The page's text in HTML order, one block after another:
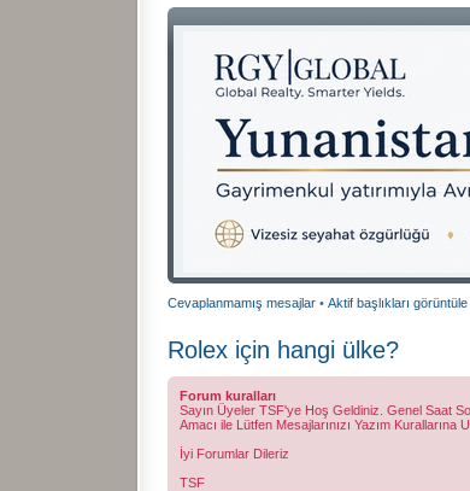
Cevaplanmamış mesajlar • Aktif başlıkları görüntüle
Rolex için hangi ülke?
Forum kuralları
Sayın Üyeler TSF'ye Hoş Geldiniz. Genel Saat
Amacı ile Lütfen Mesajlarınızı Yazım
İyi Forumlar Dileriz
TSF